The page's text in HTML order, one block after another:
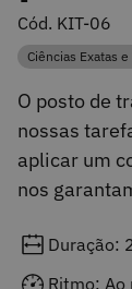
Cód. KIT-06
Ciências Exatas
O posto de
nossas
aplicar um
nos
Duração:
Ritmo: